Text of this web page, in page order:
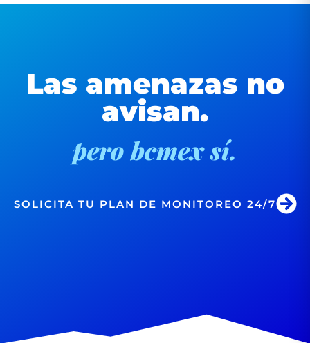
Las amenazas no
avisan.
pero bcmex sí.
SOLICITA TU PLAN DE MONITOREO 24/7